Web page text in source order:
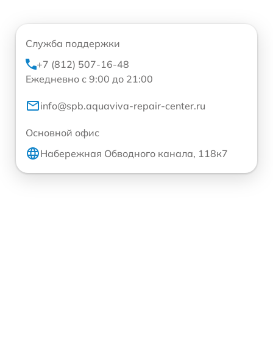
Служба поддержки
+7 (812) 507-16-48
Ежедневно с 9:00 до 21:00
info@spb.aquaviva-repair-center.ru
Основной офис
Набережная Обводного канала, 118к7